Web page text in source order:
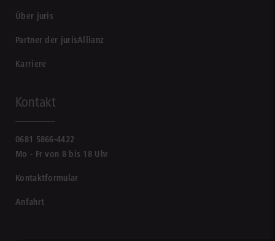
Über juris
Partner der jurisAllianz
Karriere
Kontakt
0681 5866-4422
Mo - Fr von 8 bis 18 Uhr
Kontaktformular
Anfahrt